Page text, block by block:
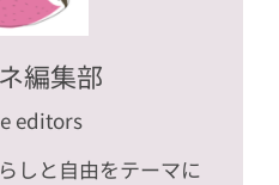
編集部
editors
しと自由をテーマに